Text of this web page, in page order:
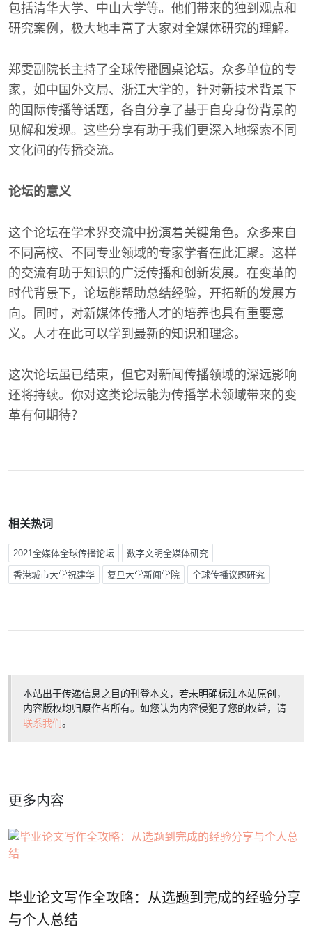
包括清华大学、中山大学等。他们带来的独到观点和
研究案例，极大地丰富了大家对全媒体研究的理解。
郑雯副院长主持了全球传播圆桌论坛。众多单位的专
家，如中国外文局、浙江大学的，针对新技术背景下
的国际传播等话题，各自分享了基于自身身份背景的
见解和发现。这些分享有助于我们更深入地探索不同
文化间的传播交流。
论坛的意义
这个论坛在学术界交流中扮演着关键角色。众多来自
不同高校、不同专业领域的专家学者在此汇聚。这样
的交流有助于知识的广泛传播和创新发展。在变革的
时代背景下，论坛能帮助总结经验，开拓新的发展方
向。同时，对新媒体传播人才的培养也具有重要意
义。人才在此可以学到最新的知识和理念。
这次论坛虽已结束，但它对新闻传播领域的深远影响
还将持续。你对这类论坛能为传播学术领域带来的变
革有何期待？
相关热词
2021全媒体全球传播论坛 数字文明全媒体研究
香港城市大学祝建华 复旦大学新闻学院 全球传播议题研究
本站出于传递信息之目的刊登本文，若未明确标注本站原创，
内容版权均归原作者所有。如您认为内容侵犯了您的权益，请
联系我们。
更多内容
毕业论文写作全攻略：从选题到完成的经验分享
与个人总结